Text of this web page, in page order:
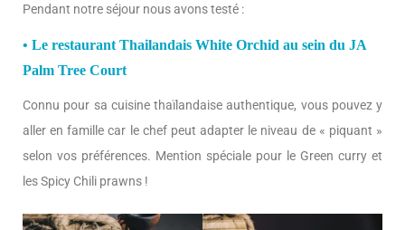
Pendant notre séjour nous avons testé :
• Le restaurant Thailandais White Orchid au sein du JA
Palm Tree Court
Connu pour sa cuisine thaïlandaise authentique, vous pouvez y
aller en famille car le chef peut adapter le niveau de « piquant »
selon vos préférences. Mention spéciale pour le Green curry et
les Spicy Chili prawns !